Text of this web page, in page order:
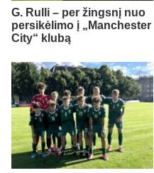
G. Rulli – per žingsnį nuo
persikėlimo į „Manchester
City“ klubą